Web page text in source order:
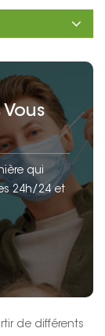
qui
24h/24 et
de différents